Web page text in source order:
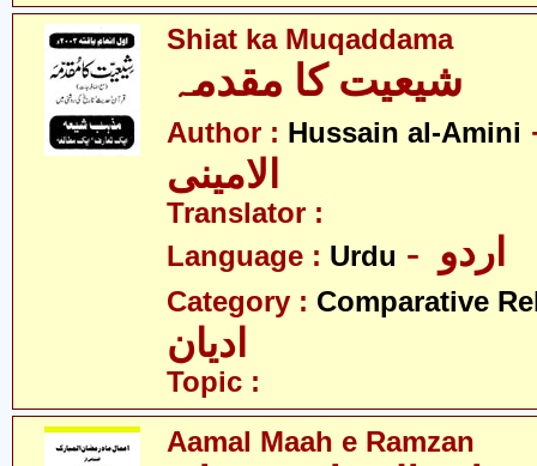
Shiat ka Muqaddama
Author : Hussain al-Amini
الامینی
Translator :
Language : Urdu
Category : Comparative
ادیان
Topic :
Aamal Maah e Ramzan